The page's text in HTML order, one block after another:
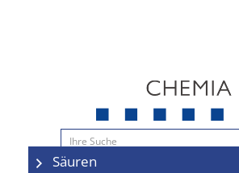
Navigation
Säuren